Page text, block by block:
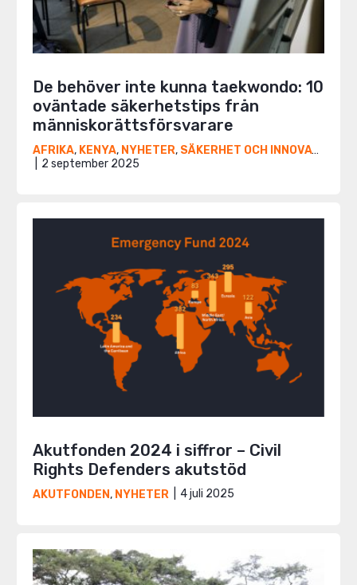
De behöver inte kunna taekwondo: 10
oväntade säkerhetstips från
människorättsförsvarare
AFRIKA, KENYA, NYHETER, SÄKERHET OCH INNOVATION
2 september 2025
Akutfonden 2024 i siffror – Civil
Rights Defenders akutstöd
AKUTFONDEN, NYHETER 4 juli 2025